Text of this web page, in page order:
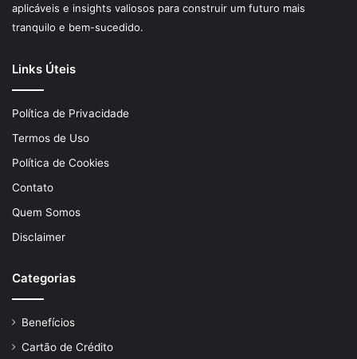
aplicáveis e insights valiosos para construir um futuro mais
tranquilo e bem-sucedido.
Links Úteis
Política de Privacidade
Termos de Uso
Política de Cookies
Contato
Quem Somos
Disclaimer
Categorias
Benefícios
Cartão de Crédito